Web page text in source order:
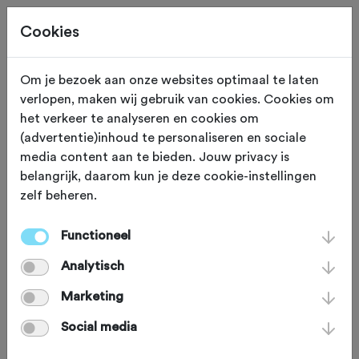
OVERIG Gewijzigd op 11 november 2024
Hoe veilig zijn
wielrenners op het
fietspad
De Fietsersbond gaat actie voeren om
onnodige paaltjes op het fietspad te
laten verwijderen. Het zorgt te vaak
Cookies
Om je bezoek aan onze websites optimaal te laten
verlopen, maken wij gebruik van cookies. Cookies om
het verkeer te analyseren en cookies om
(advertentie)inhoud te personaliseren en sociale
media content aan te bieden. Jouw privacy is
belangrijk, daarom kun je deze cookie-instellingen
zelf beheren.
Functioneel
Analytisch
Marketing
Social media